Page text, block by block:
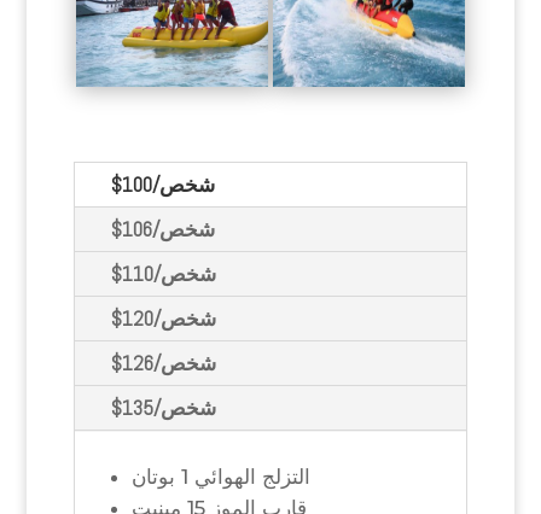
$100/شخص
$106/شخص
$110/شخص
$120/شخص
$126/شخص
$135/شخص
التزلج الهوائي 1 بوتان
قارب الموز 15 مينيت